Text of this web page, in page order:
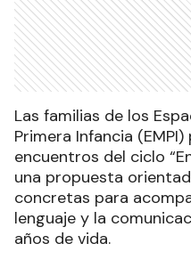
Las familias de los
Primera Infancia
encuentros del ciclo
una propuesta
concretas para
lenguaje y la
años de vida.